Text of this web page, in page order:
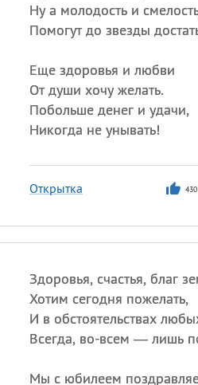
Ну а молодость и
Помогут до звезды
Еще здоровья и любви
От души хочу желать.
Побольше денег и удачи,
Никогда не унывать!
Открытка 430
Здоровья, счастья, благ
Хотим сегодня пожелать,
И в обстоятельствах
Всегда, во-всем — лишь
Мы с юбилеем